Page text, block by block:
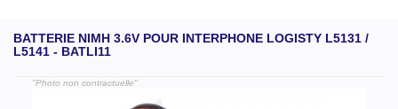
BATTERIE NIMH 3.6V POUR INTERPHONE LOGISTY L5131 /
L5141 - BATLI11
"Photo non contractuelle"